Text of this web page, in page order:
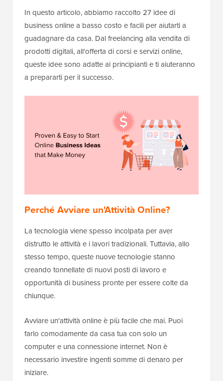
In questo articolo, abbiamo raccolto 27 idee di
business online a basso costo e facili per aiutarti a
guadagnare da casa. Dal freelancing alla vendita di
prodotti digitali, all'offerta di corsi e servizi online,
queste idee sono adatte ai principianti e ti aiuteranno
a prepararti per il successo.
Perché Avviare un'Attività Online?
La tecnologia viene spesso incolpata per aver
distrutto le attività e i lavori tradizionali. Tuttavia, allo
stesso tempo, queste nuove tecnologie stanno
creando tonnellate di nuovi posti di lavoro e
opportunità di business pronte per essere colte da
chiunque.
Avviare un'attività online è più facile che mai. Puoi
farlo comodamente da casa tua con solo un
computer e una connessione internet. Non è
necessario investire ingenti somme di denaro per
iniziare.